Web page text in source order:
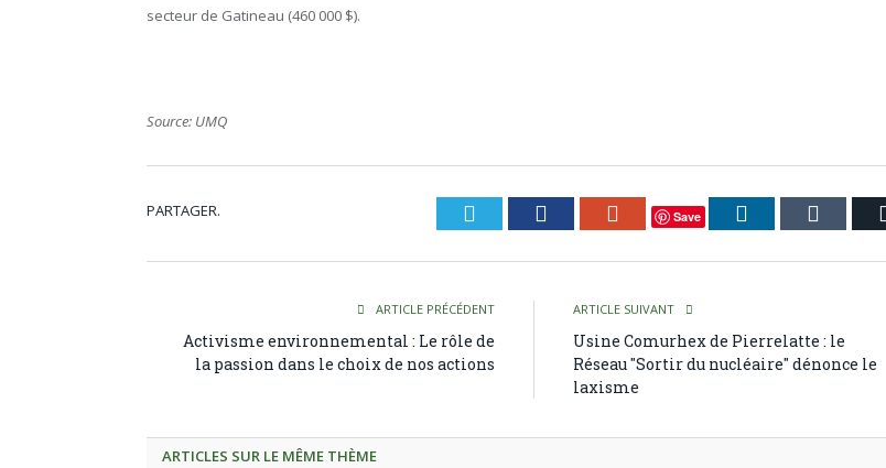
secteur de Gatineau (460 000 $).
Source: UMQ
PARTAGER. Twitter Facebook Google+
Save LinkedIn Tumblr
ARTICLE PRÉCÉDENT
Activisme environnemental : Le rôle de
la passion dans le choix de nos actions
ARTICLE SUIVANT
Usine Comurhex de Pierrelatte : le
Réseau "Sortir du nucléaire" dénonce le
laxisme
ARTICLES SUR LE MÊME THÈME